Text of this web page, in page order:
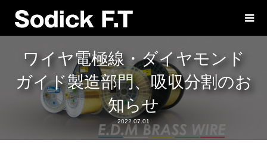
ワイヤ電極線・ダイヤモンド
ガイド製造部門、吸収分割のお
知らせ
2022.07.01